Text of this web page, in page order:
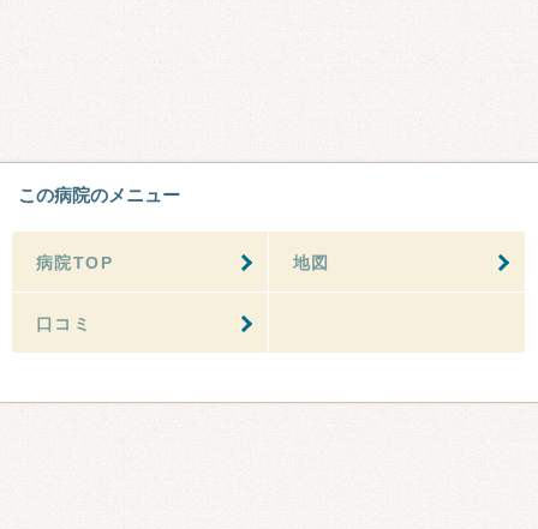
この病院のメニュー
病院TOP 地図
口コミ